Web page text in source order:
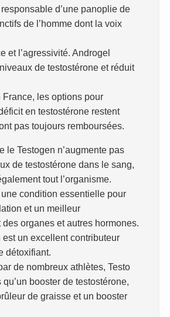
d’une panoplie de
de l’homme dont la voix
et l’agressivité. Androgel
de testostérone et réduit
France, les options pour
en testostérone restent
pas toujours remboursées.
le Testogen n’augmente pas
de testostérone dans le sang,
tout l’organisme.
une condition essentielle pour
et un meilleur
organes et autres hormones.
un excellent contributeur
détoxifiant.
de nombreux athlètes, Testo
qu’un booster de testostérone,
de graisse et un booster